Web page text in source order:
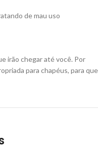
de mau uso
irão chegar até você. Por
para chapéus, para que